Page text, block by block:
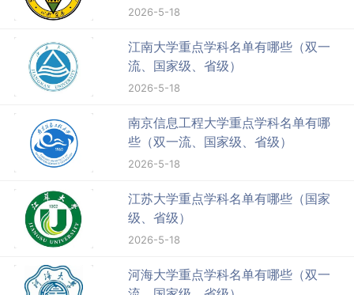
2026-5-18
江南大学重点学科名单有哪些（双一
流、国家级、省级）
2026-5-18
南京信息工程大学重点学科名单有哪
些（双一流、国家级、省级）
2026-5-18
江苏大学重点学科名单有哪些（国家
级、省级）
2026-5-18
河海大学重点学科名单有哪些（双一